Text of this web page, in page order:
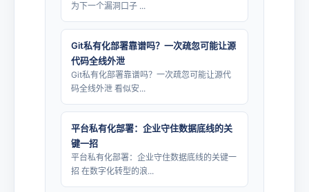
为下一个漏洞口子 ...
Git私有化部署靠谱吗？一次疏忽可能让源
代码全线外泄
Git私有化部署靠谱吗？一次疏忽可能让源代
码全线外泄 看似安...
平台私有化部署：企业守住数据底线的关
键一招
平台私有化部署：企业守住数据底线的关键一
招 在数字化转型的浪...